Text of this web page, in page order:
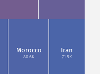
Morocco
80.6K
Iran
71.5K